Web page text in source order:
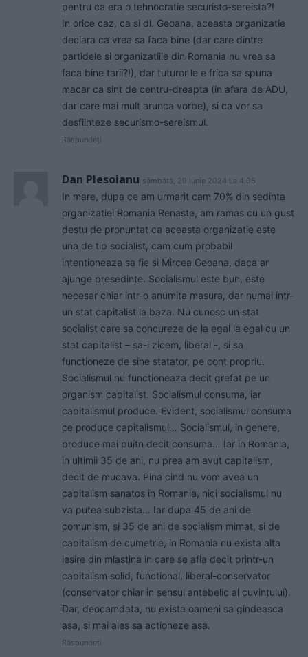
pentru ca era o tehnocratie securisto-sereista?!
In orice caz, ca si dl. Geoana, aceasta organizatie
declara ca vrea sa faca bine (dar care dintre
partidele si organizatiile din Romania nu vrea sa
faca bine tarii?!), dar tuturor le e frica sa spuna
macar ca sint de centru-dreapta (in afara de ADU,
dar care mai mult arunca vorbe), si ca vor sa
desfiinteze securismo-sereismul.
Răspundeți
Dan Plesoianu sâmbătă, 29 iunie 2024 La 4.05
In mare, dupa ce am urmarit cam 70% din sedinta
organizatiei Romania Renaste, am ramas cu un gust
destu de pronuntat ca aceasta organizatie este
una de tip socialist, cam cum probabil
intentioneaza sa fie si Mircea Geoana, daca ar
ajunge presedinte. Socialismul este bun, este
necesar chiar intr-o anumita masura, dar numai intr-
un stat capitalist la baza. Nu cunosc un stat
socialist care sa concureze de la egal la egal cu un
stat capitalist – sa-i zicem, liberal -, si sa
functioneze de sine statator, pe cont propriu.
Socialismul nu functioneaza decit grefat pe un
organism capitalist. Socialismul consuma, iar
capitalismul produce. Evident, socialismul consuma
ce produce capitalismul… Socialismul, in genere,
produce mai puitn decit consuma… Iar in Romania,
in ultimii 35 de ani, nu prea am avut capitalism,
decit de mucava. Pina cind nu vom avea un
capitalism sanatos in Romania, nici socialismul nu
va putea subzista… Iar dupa 45 de ani de
comunism, si 35 de ani de socialism mimat, si de
capitalism de cumetrie, in Romania nu exista alta
iesire din mlastina in care se afla decit printr-un
capitalism solid, functional, liberal-conservator
(conservator chiar in sensul antebelic al cuvintului).
Dar, deocamdata, nu exista oameni sa gindeasca
asa, si mai ales sa actioneze asa.
Răspundeți